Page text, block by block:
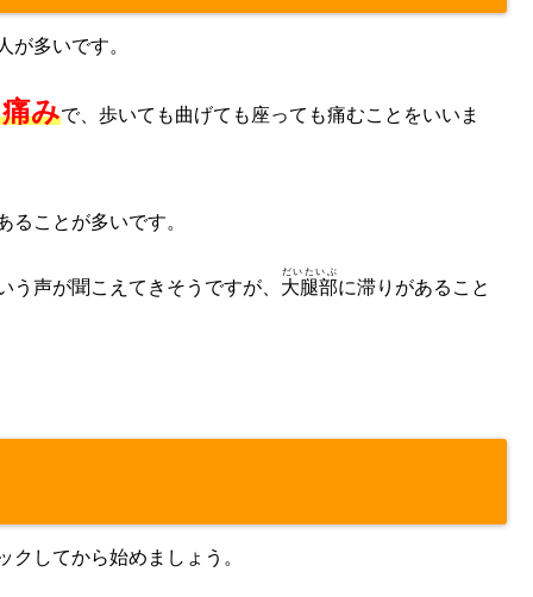
が多いです。
みで、歩いても曲げても座っても痛むことをいいま
ることが多いです。
う声が聞こえてきそうですが、 大腿部
だいたいぶ
に滞りがあること
してから始めましょう。